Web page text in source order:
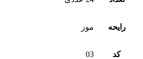
رایحه موز
کد 03